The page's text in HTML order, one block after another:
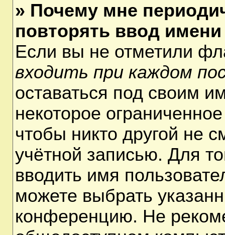
» Почему мне
повторять ввод
Если вы не отметили
входить при каждом
оставаться под своим
некоторое
чтобы никто другой не
учётной записью. Для
вводить имя
можете выбрать
конференцию. Не